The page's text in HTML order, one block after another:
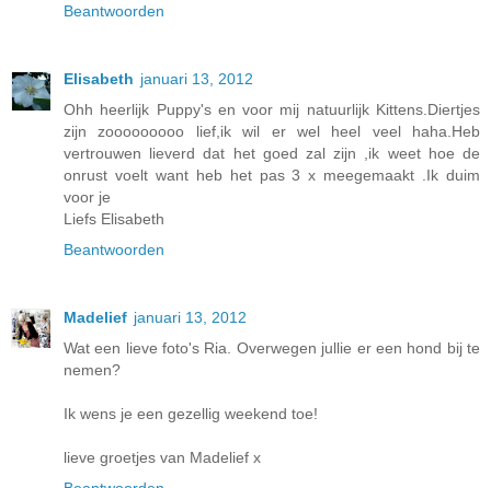
Beantwoorden
Elisabeth januari 13, 2012
Ohh heerlijk Puppy's en voor mij natuurlijk Kittens.Diertjes
zijn zooooooooo lief,ik wil er wel heel veel haha.Heb
vertrouwen lieverd dat het goed zal zijn ,ik weet hoe de
onrust voelt want heb het pas 3 x meegemaakt .Ik duim
voor je
Liefs Elisabeth
Beantwoorden
Madelief januari 13, 2012
Wat een lieve foto's Ria. Overwegen jullie er een hond bij te
nemen?
Ik wens je een gezellig weekend toe!
lieve groetjes van Madelief x